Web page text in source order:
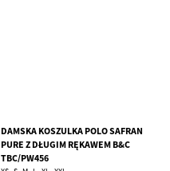
DAMSKA KOSZULKA POLO SAFRAN
PURE Z DŁUGIM RĘKAWEM B&C
TBC/PW456